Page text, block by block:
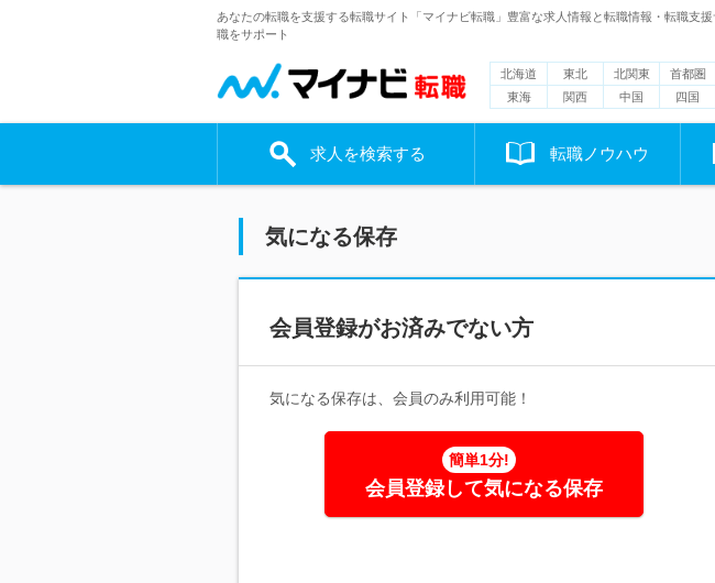
あなたの転職を支援する転職サイト「マイナビ転職」豊富な求人情報と転職情報・転職支
職をサポート
北海道 東北 北関東 首都圏
東海
関西 中国 四国
求人を検索する 転職ノウハウ
気になる保存
会員登録がお済みでない方
気になる保存は、会員のみ利用可能！
簡単1分!
会員登録して気になる保存